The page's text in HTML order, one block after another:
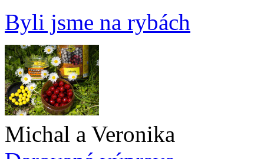
Byli jsme na rybách
Michal a Veronika